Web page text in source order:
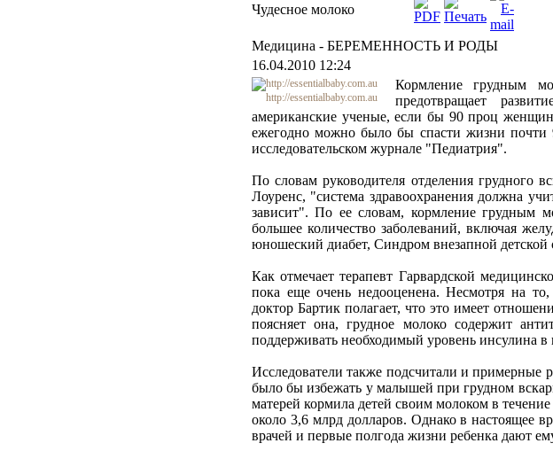
Чудесное молоко
Медицина - БЕРЕМЕННОСТЬ И РОДЫ
16.04.2010 12:24
http://essentialbaby.com.au
Кормление грудным
предотвращает
американские ученые, если бы 90 проц
ежегодно можно было бы спасти жизни
исследовательском журнале "Педиатрия".
По словам руководителя отделения грудного
Лоуренс, "система здравоохранения должна
зависит". По ее словам, кормление грудным
большее количество заболеваний, включая
юношеский диабет, Синдром внезапной
Как отмечает терапевт Гарвардской
пока еще очень недооценена. Несмотря на
доктор Бартик полагает, что это имеет
поясняет она, грудное молоко содержит
поддерживать необходимый уровень инсулина
Исследователи также подсчитали и примерные
было бы избежать у малышей при грудном
матерей кормила детей своим молоком в
около 3,6 млрд долларов. Однако в настоящее
врачей и первые полгода жизни ребенка дают